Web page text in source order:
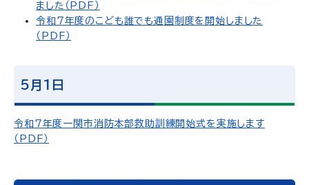
ました（PDF）
令和7年度のこども誰でも通園制度を開始しました
（PDF）
5月1日
令和7年度一関市消防本部救助訓練開始式を実施します
（PDF）